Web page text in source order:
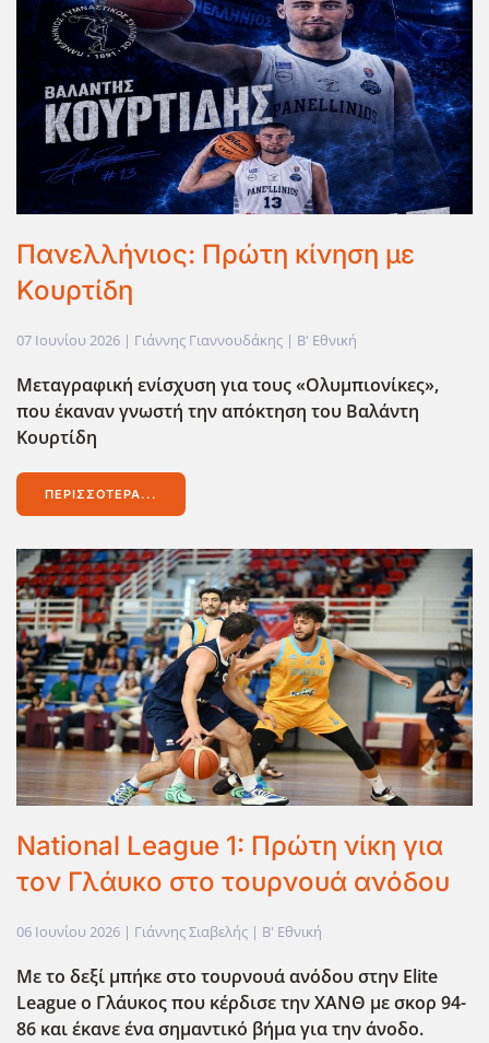
Πανελλήνιος: Πρώτη κίνηση με
Κουρτίδη
07 Ιουνίου 2026 | Γιάννης Γιαννουδάκης | Β' Εθνική
Μεταγραφική ενίσχυση για τους «Ολυμπιονίκες»,
που έκαναν γνωστή την απόκτηση του Βαλάντη
Κουρτίδη
ΠΕΡΙΣΣΌΤΕΡΑ...
National League 1: Πρώτη νίκη για
τον Γλάυκο στο τουρνουά ανόδου
06 Ιουνίου 2026 | Γιάννης Σιαβελής | Β' Εθνική
Με το δεξί μπήκε στο τουρνουά ανόδου στην Elite
League o Γλάυκος που κέρδισε την ΧΑΝΘ με σκορ 94-
86 και έκανε ένα σημαντικό βήμα για την άνοδο.